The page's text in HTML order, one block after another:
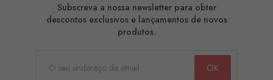
Subscreva a nossa newsletter para obter
descontos exclusivos e lançamentos de novos
produtos.